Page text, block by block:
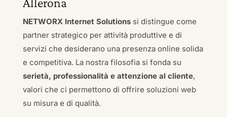
NETWORX Internet Solutionssi distingue come
partner strategico per attività produttive e di
servizi che desiderano una presenza online solida
e competitiva. La nostra filosofia si fonda su
serietà, professionalità e attenzione al cliente,
valori che ci permettono di offrire soluzioni web
su misura e di qualità.